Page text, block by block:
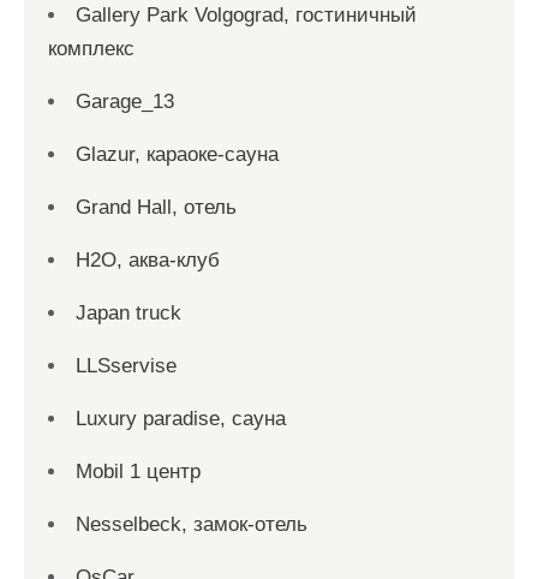
Gallery Park Volgograd, гостиничный
комплекс
Garage_13
Glazur, караоке-сауна
Grand Hall, отель
H2O, аква-клуб
Japan truck
LLSservise
Luxury paradise, сауна
Mobil 1 центр
Nesselbeck, замок-отель